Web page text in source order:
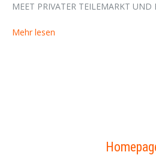
MEET PRIVATER TEILEMARKT UND
Mehr lesen